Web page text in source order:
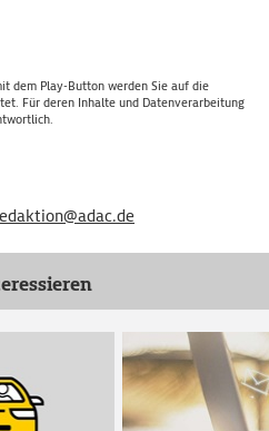
dem Play-Button werden Sie auf die
Für deren Inhalte und Datenverarbeitung